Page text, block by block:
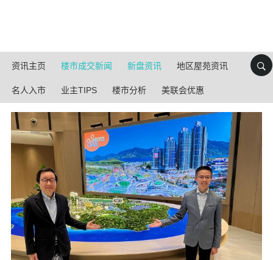
资讯主页 楼市成交新闻 新盘资讯 地区屋苑资讯
名人入市 业主TIPS 楼市分析 美联会优惠